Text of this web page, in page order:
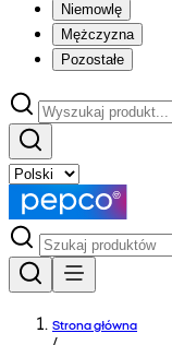
Niemowlę
Mężczyzna
Pozostałe
Strona główna
/